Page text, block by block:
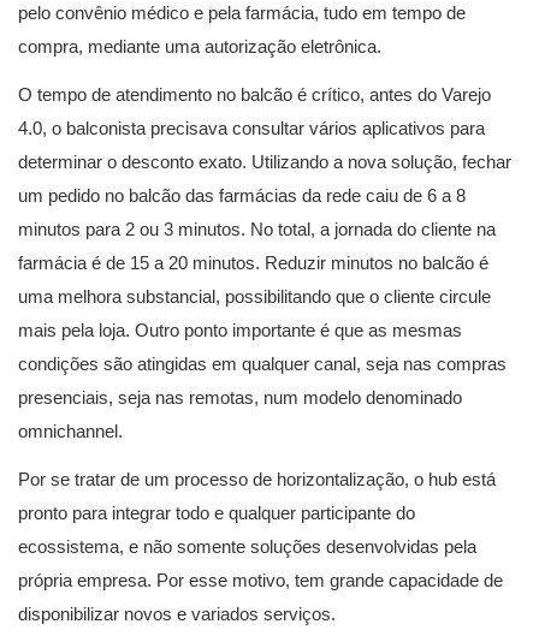
pelo convênio médico e pela farmácia, tudo em tempo de
compra, mediante uma autorização eletrônica.
O tempo de atendimento no balcão é crítico, antes do Varejo
4.0, o balconista precisava consultar vários aplicativos para
determinar o desconto exato. Utilizando a nova solução, fechar
um pedido no balcão das farmácias da rede caiu de 6 a 8
minutos para 2 ou 3 minutos. No total, a jornada do cliente na
farmácia é de 15 a 20 minutos. Reduzir minutos no balcão é
uma melhora substancial, possibilitando que o cliente circule
mais pela loja. Outro ponto importante é que as mesmas
condições são atingidas em qualquer canal, seja nas compras
presenciais, seja nas remotas, num modelo denominado
omnichannel.
Por se tratar de um processo de horizontalização, o hub está
pronto para integrar todo e qualquer participante do
ecossistema, e não somente soluções desenvolvidas pela
própria empresa. Por esse motivo, tem grande capacidade de
disponibilizar novos e variados serviços.